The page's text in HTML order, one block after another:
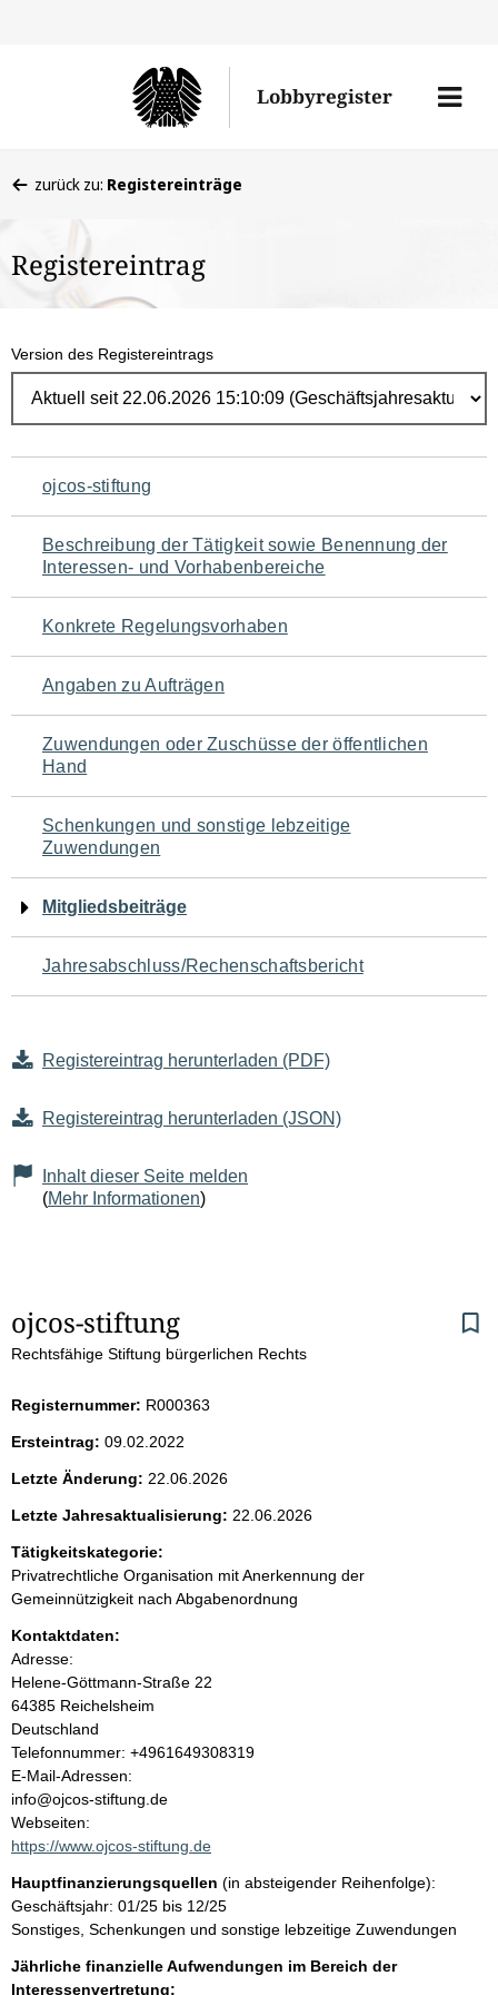
Lobbyregister
Menü
befinden
hier:
zurück zu: Registereinträge
Registereintrag
Version des Registereintrags
Navigation
für
den
Seiteninhalt
ojcos-stiftung
Beschreibung der Tätigkeit sowie Benennung der
Interessen- und Vorhabenbereiche
Konkrete Regelungsvorhaben
Angaben zu Aufträgen
Zuwendungen oder Zuschüsse der öffentlichen
Hand
Schenkungen und sonstige lebzeitige
Zuwendungen
Mitgliedsbeiträge
Jahresabschluss/Rechenschaftsbericht
Registereintrag herunterladen (PDF)
Registereintrag herunterladen (JSON)
Inhalt dieser Seite melden
(Mehr Informationen)
S
e
i
t
e
n
i
n
h
a
l
t
ojcos-stiftung
Rechtsfähige Stiftung bürgerlichen Rechts
Registernummer: R000363
Ersteintrag: 09.02.2022
Letzte Änderung: 22.06.2026
Letzte Jahresaktualisierung: 22.06.2026
Tätigkeitskategorie:
Privatrechtliche Organisation mit Anerkennung der
Gemeinnützigkeit nach Abgabenordnung
Kontaktdaten:
Adresse:
Helene-Göttmann-Straße 22
64385 Reichelsheim
Deutschland
K
o
n
t
a
t
i
n
f
o
Telefonnummer: +4961649308319
E-Mail-Adressen:
info@ojcos-stiftung.de
Webseiten:
https://www.ojcos-stiftung.de
Hauptfinanzierungsquellen (in absteigender Reihenfolge):
Geschäftsjahr: 01/25 bis 12/25
Sonstiges, Schenkungen und sonstige lebzeitige Zuwendungen
Jährliche finanzielle Aufwendungen im Bereich der
Interessenvertretung: